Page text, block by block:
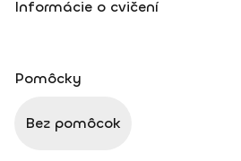
Informácie o cvičení
Pomôcky
Bez pomôcok